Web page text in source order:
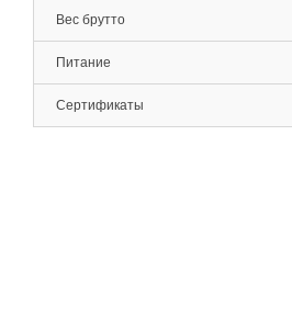
Вес брутто
Питание
Сертификаты